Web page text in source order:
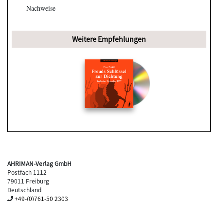
Nachweise
Weitere Empfehlungen
AHRIMAN-Verlag GmbH
Postfach 1112
79011 Freiburg
Deutschland
+49-(0)761-50 2303